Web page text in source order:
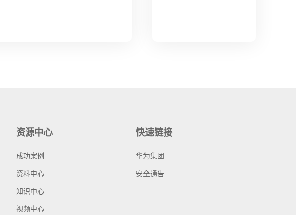
资源中心
成功案例
资料中心
知识中心
视频中心
快速链接
华为集团
安全通告